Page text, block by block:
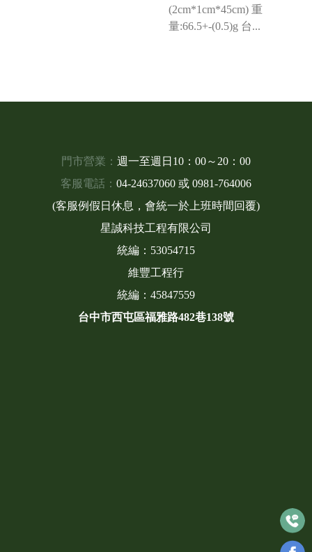
(2cm*1cm*45cm) 重
量:66.5+-(0.5)g 台...
門市營業： 週一至週日10：00～20：00
客服電話： 04-24637060 或 0981-764006
(客服例假日休息，會統一於上班時間回覆)
星誠科技工程有限公司
統編：53054715
維豐工程行
統編：45847559
台中市西屯區福雅路482巷138號